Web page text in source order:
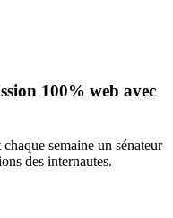
100% web avec
semaine un sénateur
des internautes.